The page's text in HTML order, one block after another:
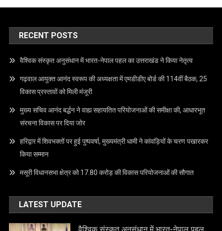
RECENT POSTS
वैश्विक संस्कृत अनुसंधान में भारत-नेपाल पहल का उत्तराखंड ने किया नेतृत्व
गढ़वाल आयुक्त आनंद स्वरूप की अध्यक्षता में एमडीडीए बोर्ड की 114वीं बैठक, 25
विकास प्रस्तावों को मिली मंजूरी
मुख्य सचिव आनंद बर्द्धन ने वाह्य सहायतित परियोजनाओं की समीक्षा की, आधारभूत
संरचना विकास पर दिया जोर
हरिद्वार में शिवभक्तों पर हुई पुष्पवर्षा, मुख्यमंत्री धामी ने कांवड़ियों के चरण पखारकर
किया सम्मान
मसूरी विधानसभा क्षेत्र को 17.80 करोड़ की विकास परियोजनाओं की सौगात
LATEST UPDATE